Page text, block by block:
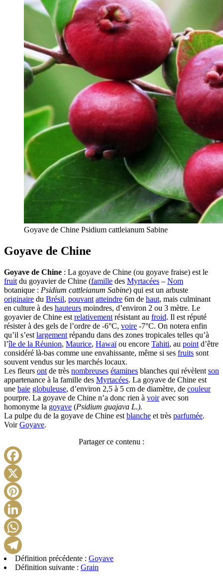
Goyave de Chine Psidium cattleianum Sabine
Goyave de Chine
Goyave de Chine : La goyave de Chine (ou goyave fraise) est le
fruit du goyavier de Chine (famille des Myrtacées – Nom
botanique : Psidium cattleianum Sabine) qui est un arbuste
originaire du Brésil, pouvant atteindre 6m de haut, mais culminant
en culture à des hauteurs moindres, d’environ 2 ou 3 mètre. Le
goyavier de Chine est relativement résistant au froid. Il est réputé
résister à des gels de l’ordre de -6°C, voire -7°C. On notera enfin
qu’il s’est largement répandu dans des zones tropicales telles qu’à
l’île de la Réunion, Maurice, Hawaïou encore Tahiti, au point d’être
considéré là-bas comme une envahissante, même si ses fruits sont
souvent vendus sur les marchés locaux.
Les fleurs ont de très nombreuses étamines blanches qui révèlent son
appartenance à la famille des Myrtacées. La goyave de Chine est
une baie globuleuse, d’environ 2,5 à 5 cm de diamètre, de couleur
pourpre. La goyave de Chine n’a donc rien à voiravec son
homonyme la goyave (Psidium guajava L.).
La pulpe du de la goyave de Chine est blanche et très parfumée.
VoirGoyave.
Partager ce contenu :
Telegram
Définition précédente : Goyave
Définition suivante : Grain